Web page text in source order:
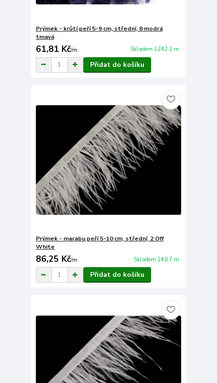
Prýmek - krůtí peří 5-9 cm, střední, 8 modrá
tmavá
61,81 Kč/m Skladem 1242.2 m
Přidat do košíku
Prýmek - marabu peří 5-10 cm, střední, 2 Off
White
86,25 Kč/m Skladem 248.7 m
Přidat do košíku